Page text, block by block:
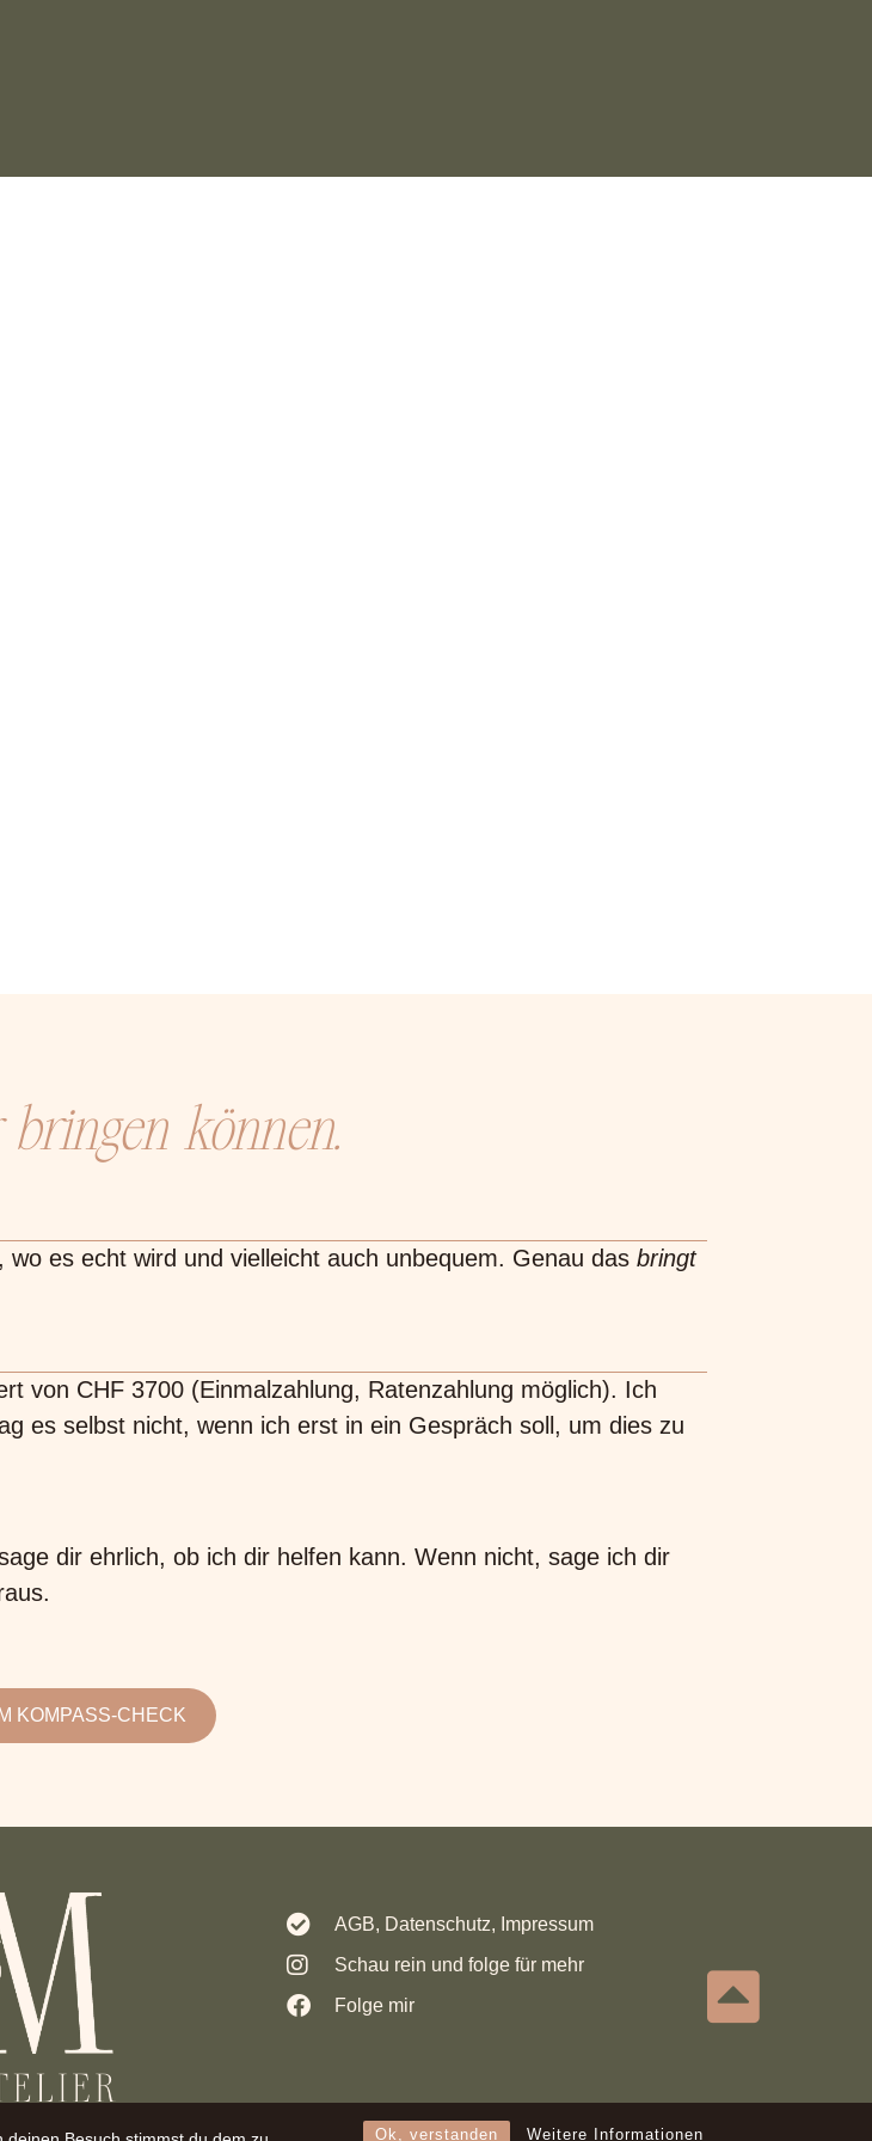
Ok, verstanden Weitere Informationen
können.
es echt wird und vielleicht auch unbequem. Genau das bringt
von CHF 3700 (Einmalzahlung, Ratenzahlung möglich). Ich
es selbst nicht, wenn ich erst in ein Gespräch soll, um dies zu
dir ehrlich, ob ich dir helfen kann. Wenn nicht, sage ich dir
KOMPASS-CHECK
AGB, Datenschutz, Impressum
Schau rein und folge für mehr
Folge mir